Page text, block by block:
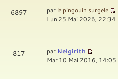
6897 par le pingouin surgele
Lun 25 Mai 2026, 22:34
817 par Nelgirith
Mar 10 Mai 2016, 14:05